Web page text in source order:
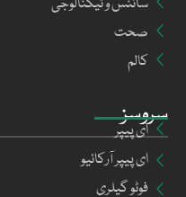
سروسز
ای پیپر
ای پیپر آرکائیو
فوٹو گیلری
سائنس و ٹیکنالوجی
صحت
کالم